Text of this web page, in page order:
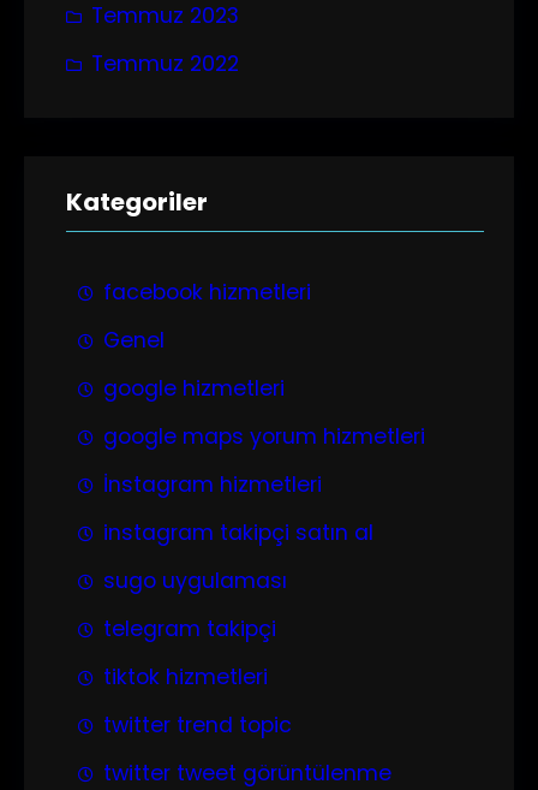
Temmuz 2023
Temmuz 2022
Kategoriler
facebook hizmetleri
Genel
google hizmetleri
google maps yorum hizmetleri
İnstagram hizmetleri
instagram takipçi satın al
sugo uygulaması
telegram takipçi
tiktok hizmetleri
twitter trend topic
twitter tweet görüntülenme